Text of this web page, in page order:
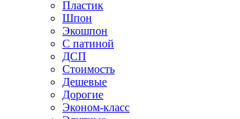
Пластик
Шпон
Экошпон
С патиной
ДСП
Стоимость
Дешевые
Дорогие
Эконом-класс